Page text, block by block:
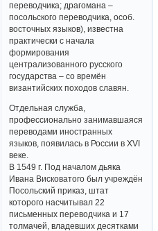
переводчика; драгомана –
посольского переводчика, особ.
восточных языков), известна
практически с начала
формирования
централизованного русского
государства – со времён
византийских походов славян.
Отдельная служба,
профессионально занимавшаяся
переводами иностранных
языков, появилась в России в XVI
веке.
В 1549 г. Под началом дьяка
Ивана Висковатого был учреждён
Посольский приказ, штат
которого насчитывал 22
письменных переводчика и 17
толмачей, владевших десятками